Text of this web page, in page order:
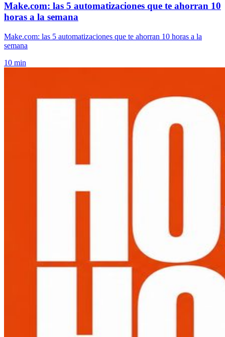
Make.com: las 5 automatizaciones que te ahorran 10
horas a la semana
Make.com: las 5 automatizaciones que te ahorran 10 horas a la
semana
10 min